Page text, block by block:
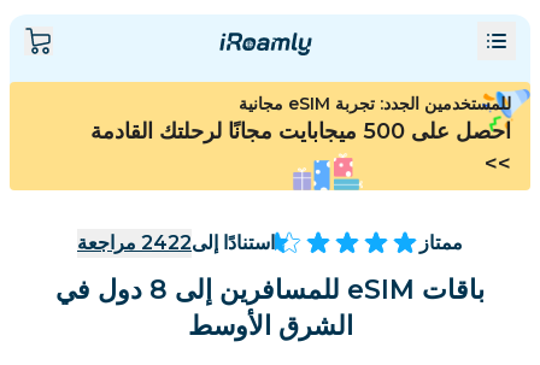
للمستخدمين الجدد: تجربة eSIM مجانية
احصل على 500 ميجابايت مجانًا لرحلتك القادمة
>>
ممتاز استنادًا إلى2422 مراجعة
باقات eSIM للمسافرين إلى 8 دول في
الشرق الأوسط